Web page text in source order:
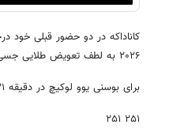
۲۰۲۶ به لطف تعویض طلایی جسی مارش یک امتیاز کسب کندتا طلسم را بشکند.
برای بوسنی یوو لوکیچ در دقیقه ۲۱ و برای کانادا کایل لارین در دقیقه ۷۸ گل زدند.
۲۵۱ ۲۵۱